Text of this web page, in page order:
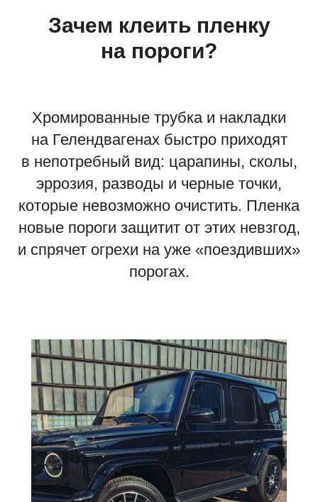
Зачем клеить пленку
на пороги?
Хромированные трубка и накладки
на Гелендвагенах быстро приходят
в непотребный вид: царапины, сколы,
эррозия, разводы и черные точки,
которые невозможно очистить. Пленка
новые пороги защитит от этих невзгод,
и спрячет огрехи на уже «поездивших»
порогах.